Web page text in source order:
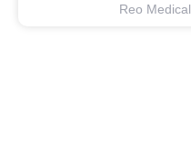
Reo Medical